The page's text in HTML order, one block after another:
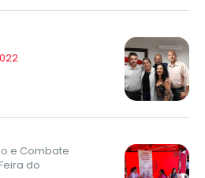
e Combate
do